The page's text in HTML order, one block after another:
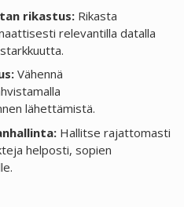
rikastus:Rikasta
relevantilla datalla
Vähennä
lähettämistä.
Hallitse rajattomasti
helposti, sopien